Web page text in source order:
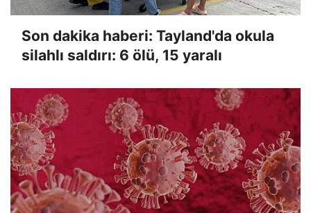
Son dakika haberi: Tayland'da okula
silahlı saldırı: 6 ölü, 15 yaralı